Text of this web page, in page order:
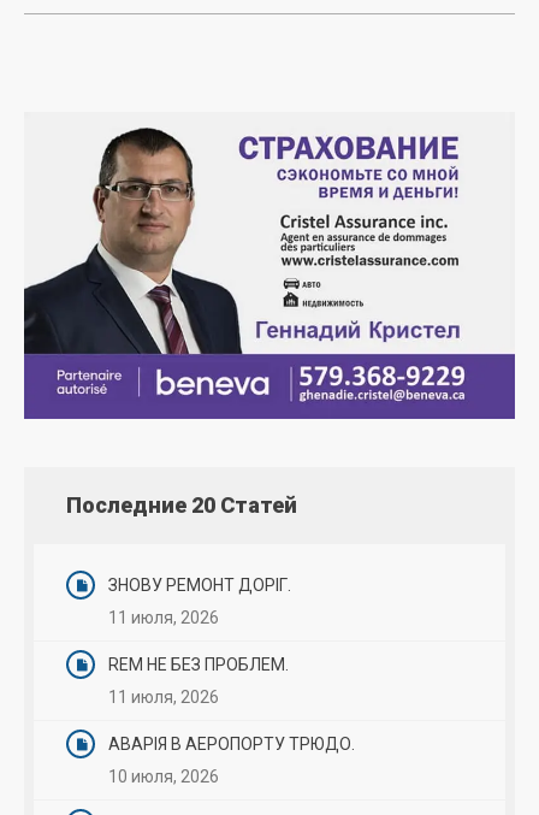
Последние 20 Статей
ЗНОВУ РЕМОНТ ДОРІГ.
11 июля, 2026
REM НЕ БЕЗ ПРОБЛЕМ.
11 июля, 2026
АВАРІЯ В АЕРОПОРТУ ТРЮДО.
10 июля, 2026